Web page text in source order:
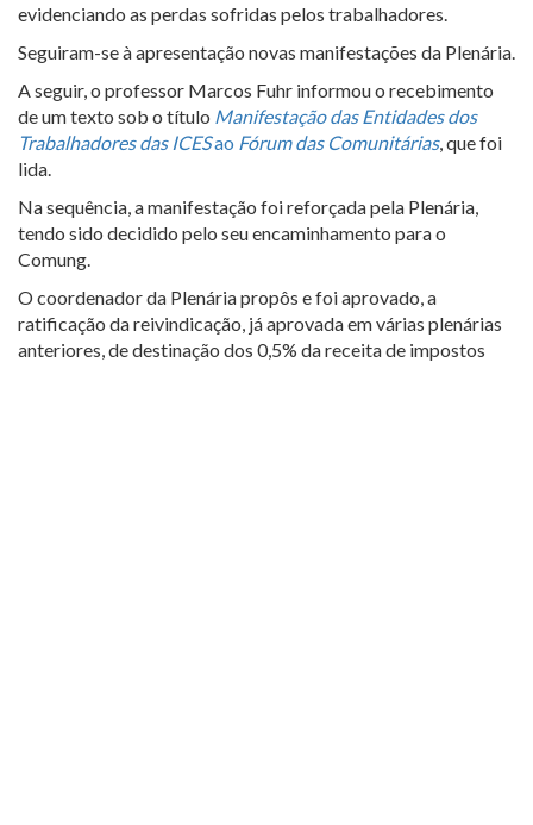
evidenciando as perdas sofridas pelos trabalhadores.
Seguiram-se à apresentação novas manifestações da Plenária.
A seguir, o professor Marcos Fuhr informou o recebimento
de um texto sob o título Manifestação das Entidades dos
Trabalhadores das ICESao Fórum das Comunitárias, que foi
lida.
Na sequência, a manifestação foi reforçada pela Plenária,
tendo sido decidido pelo seu encaminhamento para o
Comung.
O coordenador da Plenária propôs e foi aprovado, a
ratificação da reivindicação, já aprovada em várias plenárias
anteriores, de destinação dos 0,5% da receita de impostos